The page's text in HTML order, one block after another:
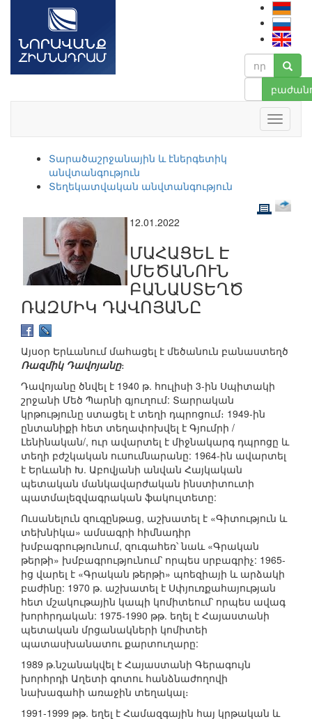
Տարածաշրջանային և էներգետիկ
անվտանգություն
Տեղեկատվական անվտանգություն
12.01.2022
ՄԱՀԱՑԵԼ Է
ՄԵԾԱՆՈՒՆ
ԲԱՆԱՍՏԵՂԾ
ՌԱԶՄԻԿ ԴԱՎՈՅԱՆԸ
Այսօր Երևանում մահացել է մեծանուն բանաստեղծ
Ռազմիկ Դավոյանը։
Դավոյանը ծնվել է 1940 թ. հուլիսի 3-ին Սպիտակի
շրջանի Մեծ Պարնի գյուղում: Տարրական
կրթությունը ստացել է տեղի դպրոցում։ 1949-ին
ընտանիքի հետ տեղափոխվել է Գյումրի /
Լենինական/, ուր ավարտել է միջնակարգ դպրոցը և
տեղի բժշկական ուսումնարանը: 1964-ին ավարտել
է Երևանի Խ. Աբովյանի անվան Հայկական
պետական մանկավարժական ինստիտուտի
պատմալեզվագրական ֆակուլտետը:
Ուսանելուն զուգընթաց, աշխատել է «Գիտություն և
տեխնիկա» ամսագրի հիմնադիր
խմբագրությունում, զուգահեռ՝ նաև «Գրական
թերթի» խմբագրությունում՝ որպես սրբագրիչ: 1965-
ից վարել է «Գրական թերթի» պոեզիայի և արձակի
բաժինը: 1970 թ. աշխատել է Սփյուռքահայության
հետ մշակութային կապի կոմիտեում՝ որպես ավագ
խորհրդական: 1975-1990 թթ. եղել է Հայաստանի
պետական մրցանակների կոմիտեի
պատասխանատու քարտուղարը:
1989 թ.նշանակվել է Հայաստանի Գերագույն
խորհրդի Աղետի գոտու հանձնաժողովի
նախագահի առաջին տեղակալ։
1991-1999 թթ. եղել է Համազգային հայ կրթական և